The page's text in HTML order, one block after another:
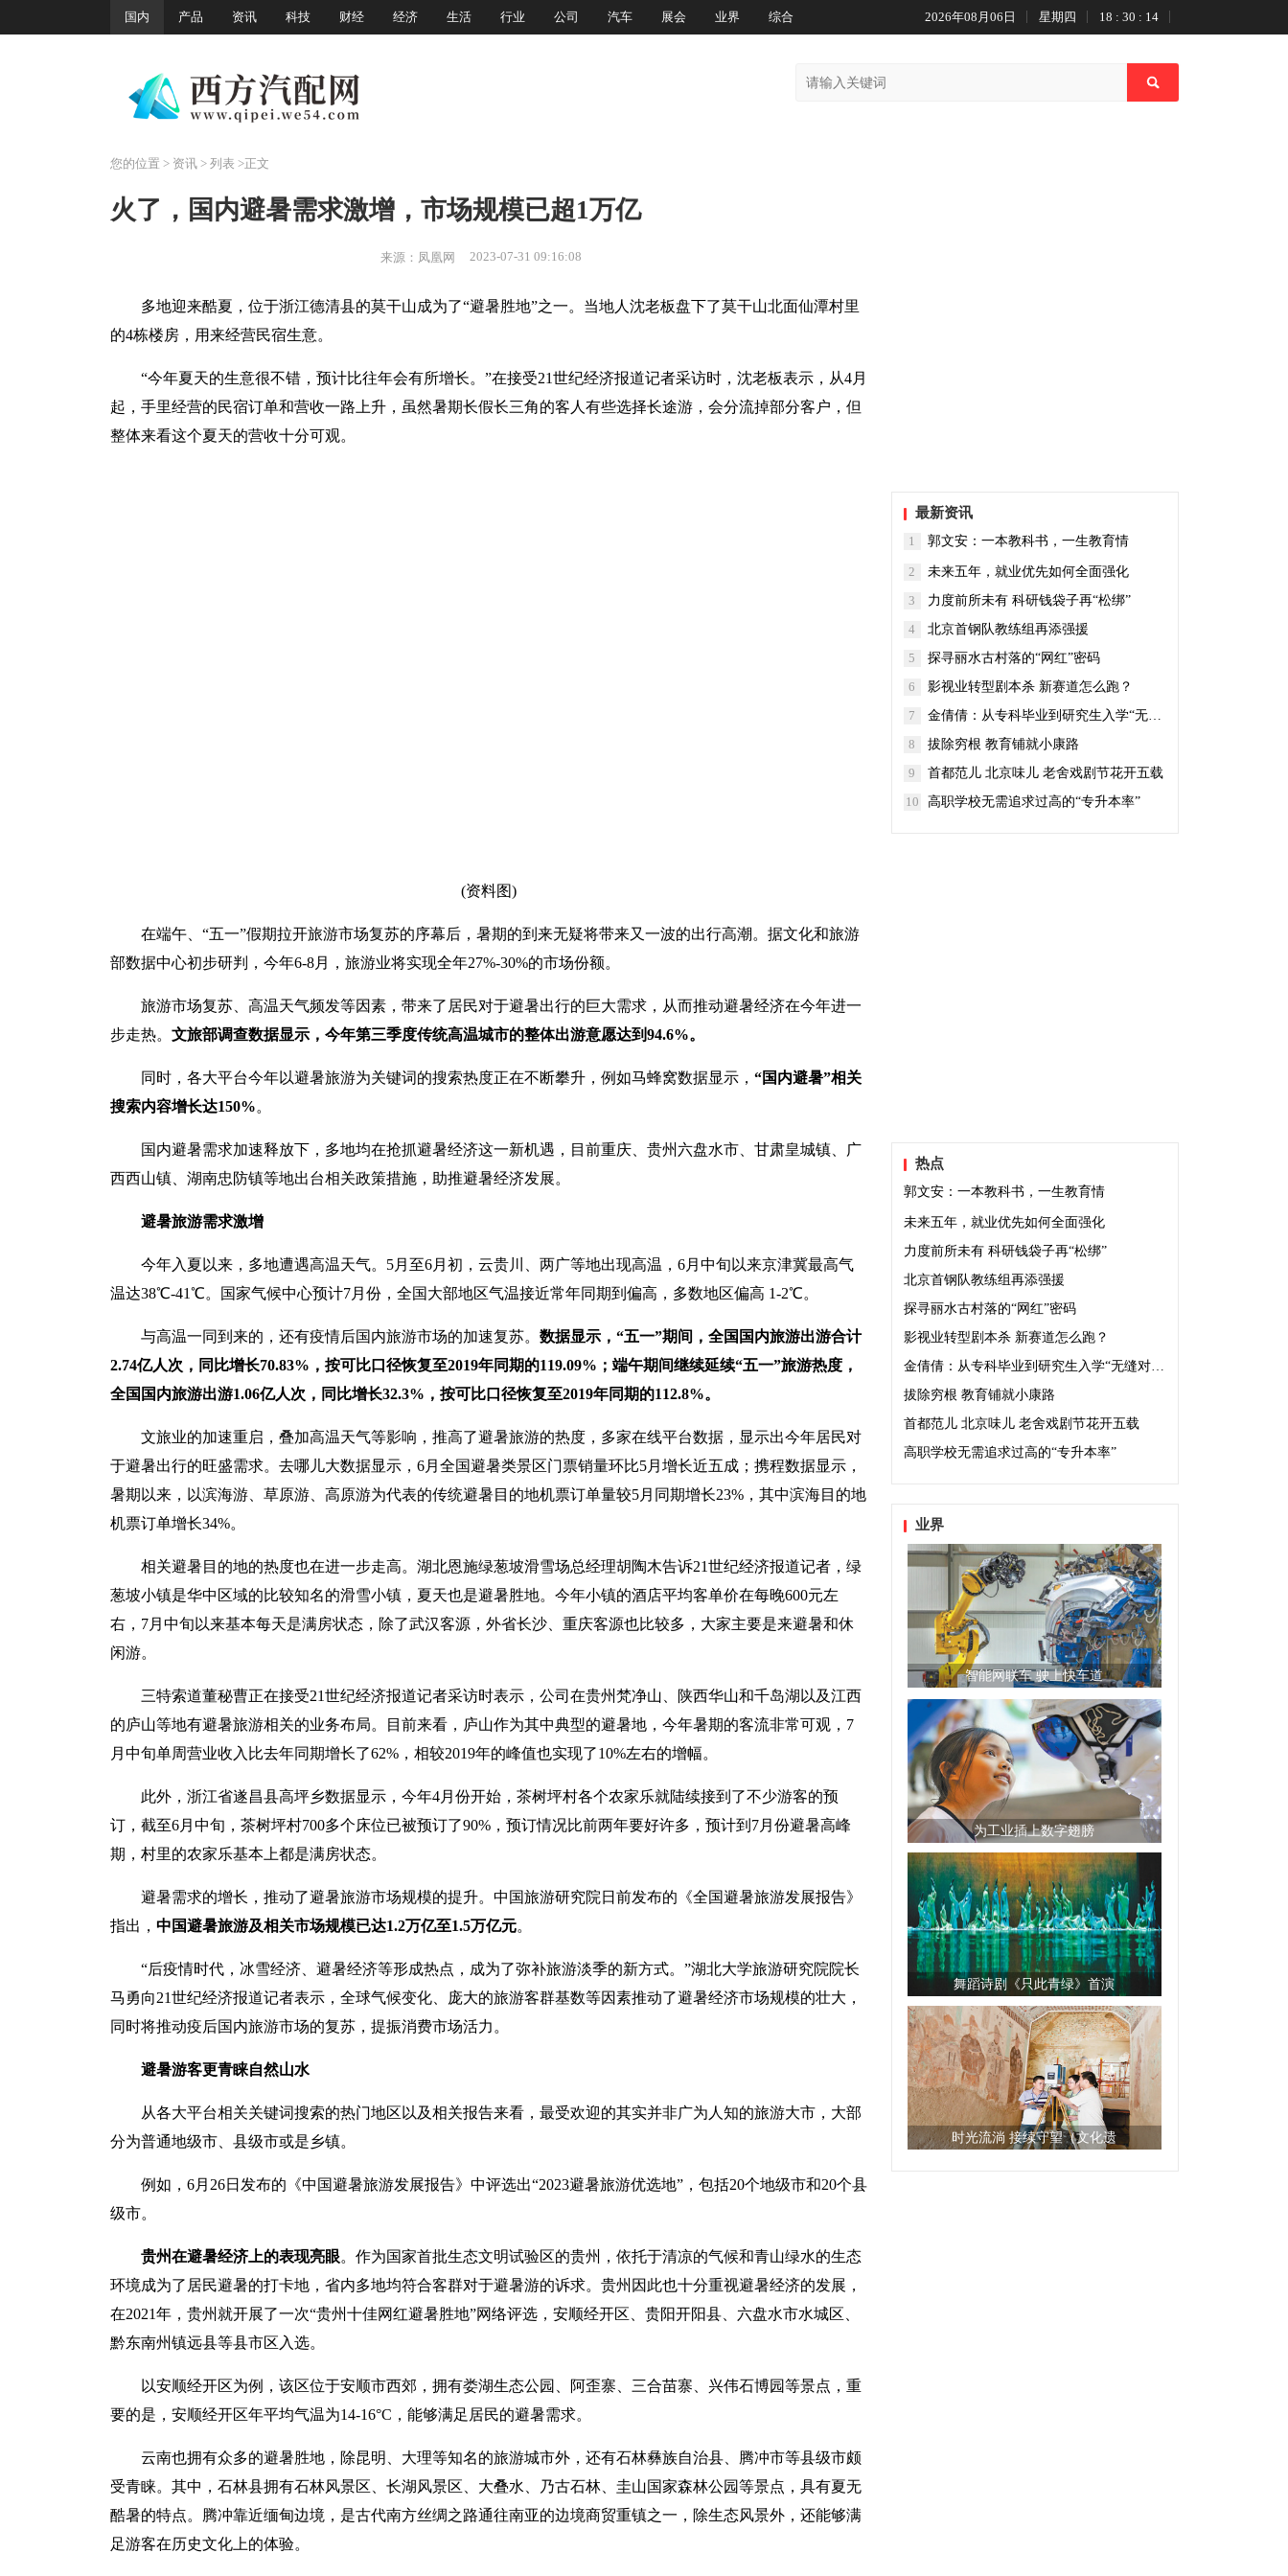
国内 产品 资讯 科技 财经 经济 生活 行业 公司 汽车 展会 业界 综合 2026年08月06日 星期四 18 : 30 : 15
您的位置 > 资讯> 列表 >正文
火了，国内避暑需求激增，市场规模已超1万亿
来源：凤凰网 2023-07-31 09:16:08
多地迎来酷夏，位于浙江德清县的莫干山成为了“避暑胜地”之一。当地人沈老板盘下了莫干山北面仙潭村里
的4栋楼房，用来经营民宿生意。
“今年夏天的生意很不错，预计比往年会有所增长。”在接受21世纪经济报道记者采访时，沈老板表示，从4月
起，手里经营的民宿订单和营收一路上升，虽然暑期长假长三角的客人有些选择长途游，会分流掉部分客户，但
整体来看这个夏天的营收十分可观。
(资料图)
在端午、“五一”假期拉开旅游市场复苏的序幕后，暑期的到来无疑将带来又一波的出行高潮。据文化和旅游
部数据中心初步研判，今年6-8月，旅游业将实现全年27%-30%的市场份额。
旅游市场复苏、高温天气频发等因素，带来了居民对于避暑出行的巨大需求，从而推动避暑经济在今年进一
步走热。 文旅部调查数据显示，今年第三季度传统高温城市的整体出游意愿达到94.6%。
同时，各大平台今年以避暑旅游为关键词的搜索热度正在不断攀升，例如马蜂窝数据显示， “国内避暑”相关
搜索内容增长达150%。
国内避暑需求加速释放下，多地均在抢抓避暑经济这一新机遇，目前重庆、贵州六盘水市、甘肃皇城镇、广
西西山镇、湖南忠防镇等地出台相关政策措施，助推避暑经济发展。
避暑旅游需求激增
今年入夏以来，多地遭遇高温天气。5月至6月初，云贵川、两广等地出现高温，6月中旬以来京津冀最高气
温达38℃-41℃。国家气候中心预计7月份，全国大部地区气温接近常年同期到偏高，多数地区偏高 1-2℃。
与高温一同到来的，还有疫情后国内旅游市场的加速复苏。 数据显示，“五一”期间，全国国内旅游出游合计
2.74亿人次，同比增长70.83%，按可比口径恢复至2019年同期的119.09%；端午期间继续延续“五一”旅游热度，
全国国内旅游出游1.06亿人次，同比增长32.3%，按可比口径恢复至2019年同期的112.8%。
文旅业的加速重启，叠加高温天气等影响，推高了避暑旅游的热度，多家在线平台数据，显示出今年居民对
于避暑出行的旺盛需求。去哪儿大数据显示，6月全国避暑类景区门票销量环比5月增长近五成；携程数据显示，
暑期以来，以滨海游、草原游、高原游为代表的传统避暑目的地机票订单量较5月同期增长23%，其中滨海目的地
机票订单增长34%。
相关避暑目的地的热度也在进一步走高。湖北恩施绿葱坡滑雪场总经理胡陶木告诉21世纪经济报道记者，绿
葱坡小镇是华中区域的比较知名的滑雪小镇，夏天也是避暑胜地。今年小镇的酒店平均客单价在每晚600元左
右，7月中旬以来基本每天是满房状态，除了武汉客源，外省长沙、重庆客源也比较多，大家主要是来避暑和休
闲游。
三特索道董秘曹正在接受21世纪经济报道记者采访时表示，公司在贵州梵净山、陕西华山和千岛湖以及江西
的庐山等地有避暑旅游相关的业务布局。目前来看，庐山作为其中典型的避暑地，今年暑期的客流非常可观，7
月中旬单周营业收入比去年同期增长了62%，相较2019年的峰值也实现了10%左右的增幅。
此外，浙江省遂昌县高坪乡数据显示，今年4月份开始，茶树坪村各个农家乐就陆续接到了不少游客的预
订，截至6月中旬，茶树坪村700多个床位已被预订了90%，预订情况比前两年要好许多，预计到7月份避暑高峰
期，村里的农家乐基本上都是满房状态。
避暑需求的增长，推动了避暑旅游市场规模的提升。中国旅游研究院日前发布的《全国避暑旅游发展报告》
指出， 中国避暑旅游及相关市场规模已达1.2万亿至1.5万亿元。
“后疫情时代，冰雪经济、避暑经济等形成热点，成为了弥补旅游淡季的新方式。”湖北大学旅游研究院院长
马勇向21世纪经济报道记者表示，全球气候变化、庞大的旅游客群基数等因素推动了避暑经济市场规模的壮大，
同时将推动疫后国内旅游市场的复苏，提振消费市场活力。
避暑游客更青睐自然山水
从各大平台相关关键词搜索的热门地区以及相关报告来看，最受欢迎的其实并非广为人知的旅游大市，大部
分为普通地级市、县级市或是乡镇。
例如，6月26日发布的《中国避暑旅游发展报告》中评选出“2023避暑旅游优选地”，包括20个地级市和20个县
级市。
贵州在避暑经济上的表现亮眼。作为国家首批生态文明试验区的贵州，依托于清凉的气候和青山绿水的生态
环境成为了居民避暑的打卡地，省内多地均符合客群对于避暑游的诉求。贵州因此也十分重视避暑经济的发展，
在2021年，贵州就开展了一次“贵州十佳网红避暑胜地”网络评选，安顺经开区、贵阳开阳县、六盘水市水城区、
黔东南州镇远县等县市区入选。
以安顺经开区为例，该区位于安顺市西郊，拥有娄湖生态公园、阿歪寨、三合苗寨、兴伟石博园等景点，重
要的是，安顺经开区年平均气温为14-16°C，能够满足居民的避暑需求。
云南也拥有众多的避暑胜地，除昆明、大理等知名的旅游城市外，还有石林彝族自治县、腾冲市等县级市颇
受青睐。其中，石林县拥有石林风景区、长湖风景区、大叠水、乃古石林、圭山国家森林公园等景点，具有夏无
酷暑的特点。腾冲靠近缅甸边境，是古代南方丝绸之路通往南亚的边境商贸重镇之一，除生态风景外，还能够满
足游客在历史文化上的体验。
最新资讯
1 郭文安：一本教科书，一生教育情
2
未来五年，就业优先如何全面强化
3
力度前所未有 科研钱袋子再“松绑”
4
北京首钢队教练组再添强援
5
探寻丽水古村落的“网红”密码
6
影视业转型剧本杀 新赛道怎么跑？
7
金倩倩：从专科毕业到研究生入学“无缝对接”
8
拔除穷根 教育铺就小康路
9
首都范儿 北京味儿 老舍戏剧节花开五载
10
高职学校无需追求过高的“专升本率”
热点
郭文安：一本教科书，一生教育情
未来五年，就业优先如何全面强化
力度前所未有 科研钱袋子再“松绑”
北京首钢队教练组再添强援
探寻丽水古村落的“网红”密码
影视业转型剧本杀 新赛道怎么跑？
金倩倩：从专科毕业到研究生入学“无缝对接”
拔除穷根 教育铺就小康路
首都范儿 北京味儿 老舍戏剧节花开五载
高职学校无需追求过高的“专升本率”
业界
智能网联车 驶上快车道
为工业插上数字翅膀
舞蹈诗剧《只此青绿》首演
时光流淌 接续守望（文化遗